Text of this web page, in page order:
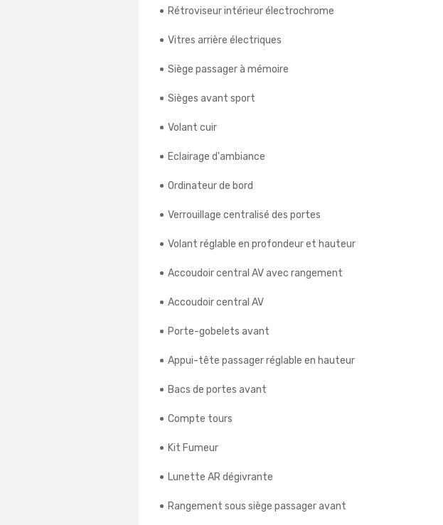
Rétroviseur intérieur électrochrome
Vitres arrière électriques
Siège passager à mémoire
Sièges avant sport
Volant cuir
Eclairage d'ambiance
Ordinateur de bord
Verrouillage centralisé des portes
Volant réglable en profondeur et hauteur
Accoudoir central AV avec rangement
Accoudoir central AV
Porte-gobelets avant
Appui-tête passager réglable en hauteur
Bacs de portes avant
Compte tours
Kit Fumeur
Lunette AR dégivrante
Rangement sous siège passager avant